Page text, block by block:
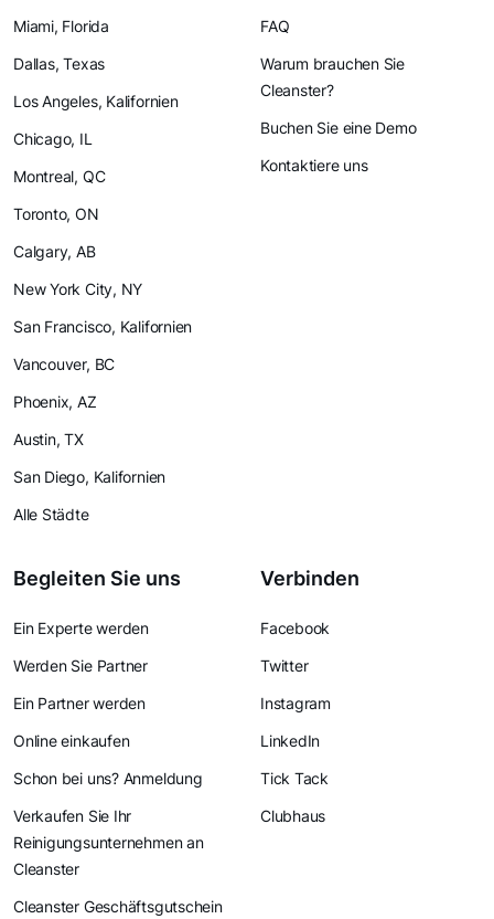
Miami, Florida
Dallas, Texas
Los Angeles, Kalifornien
Chicago, IL
Montreal, QC
Toronto, ON
Calgary, AB
New York City, NY
San Francisco, Kalifornien
Vancouver, BC
Phoenix, AZ
Austin, TX
San Diego, Kalifornien
Alle Städte
FAQ
Warum brauchen Sie
Cleanster?
Buchen Sie eine Demo
Kontaktiere uns
Begleiten Sie uns
Ein Experte werden
Werden Sie Partner
Ein Partner werden
Online einkaufen
Schon bei uns? Anmeldung
Verkaufen Sie Ihr
Reinigungsunternehmen an
Cleanster
Cleanster Geschäftsgutschein
Verbinden
Facebook
Twitter
Instagram
LinkedIn
Tick Tack
Clubhaus